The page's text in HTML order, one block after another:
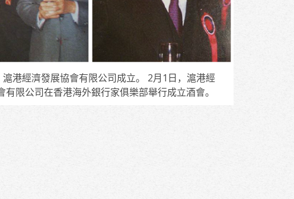
滬港經濟發展協會有限公司成立。 2月1日，滬港經
有限公司在香港海外銀行家俱樂部舉行成立酒會。